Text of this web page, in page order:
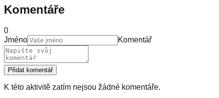
Komentáře
0
Jméno
Komentář
Přidat komentář
K této aktivitě zatím nejsou žádné komentáře.